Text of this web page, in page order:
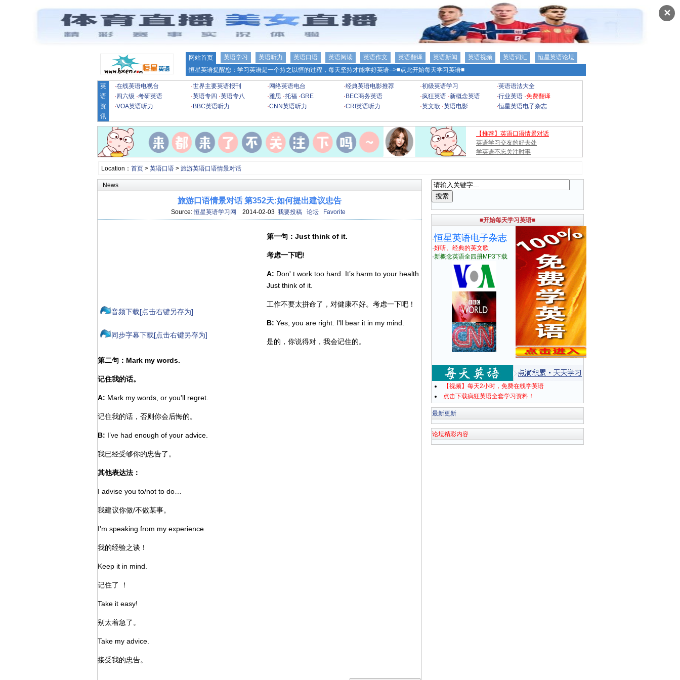
✕
网站首页 英语学习 英语听力 英语口语 英语阅读 英语作文 英语翻译 英语新闻 英语视频 英语词汇
恒星英语论坛
恒星英语提醒您：学习英语是一个持之以恒的过程，每天坚持才能学好英语-->■点此开始每天学习英语■
英
语
资
讯
·在线英语电视台 ·世界主要英语报刊 · 网络英语电台 ·经典英语电影推荐 ·初级英语学习 ·英语语法大全
· 四六级 ·考研英语 ·英语专四 ·英语专八 ·雅思 ·托福 ·GRE · BEC商务英语 ·疯狂英语 ·新概念英语 ·行业英语 ·免费翻译
·VOA英语听力 · BBC英语听力 ·CNN英语听力 ·CRI英语听力 ·英文歌 ·英语电影 ·恒星英语电子杂志
【推荐】英语口语情景对话
英语学习交友的好去处
学英语不忘关注时事
Location： 首页> 英语口语> 旅游英语口语情景对话
News
旅游口语情景对话 第352天:如何提出建议忠告
Source:恒星英语学习网 2014-02-03 我要投稿 论坛 Favorite
音频下载[点击右键另存为]
同步字幕下载[点击右键另存为]
第一句：Just think of it.
考虑一下吧!
A: Don' t work too hard. It’s harm to your health.
Just think of it.
工作不要太拼命了，对健康不好。考虑一下吧！
B: Yes, you are right. I'll bear it in my mind.
是的，你说得对，我会记住的。
第二句：Mark my words.
记住我的话。
A: Mark my words, or you'll regret.
记住我的话，否则你会后悔的。
B: I’ve had enough of your advice.
我已经受够你的忠告了。
其他表达法：
I advise you to/not to do…
我建议你做/不做某事。
I'm speaking from my experience.
我的经验之谈！
Keep it in mind.
记住了 ！
Take it easy!
别太着急了。
Take my advice.
接受我的忠告。
■开始每天学习英语■
·恒星英语电子杂志
·好听、经典的英文歌
·新概念英语全四册MP3下载
【视频】每天2小时，免费在线学英语
点击下载疯狂英语全套学习资料！
最新更新
论坛精彩内容